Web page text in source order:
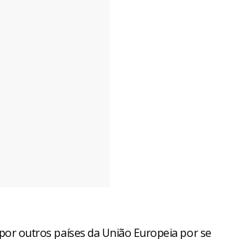
outros países da União Europeia por se